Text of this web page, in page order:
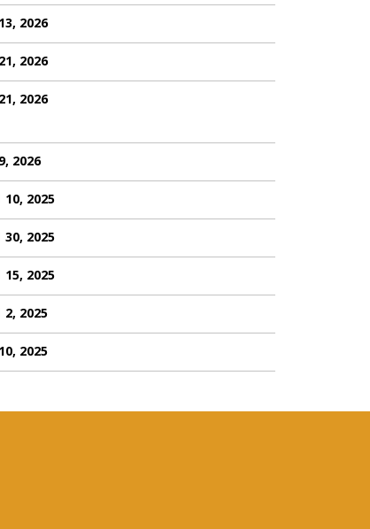
2026
2026
2026
2026
10, 2025
30, 2025
15, 2025
2, 2025
2025